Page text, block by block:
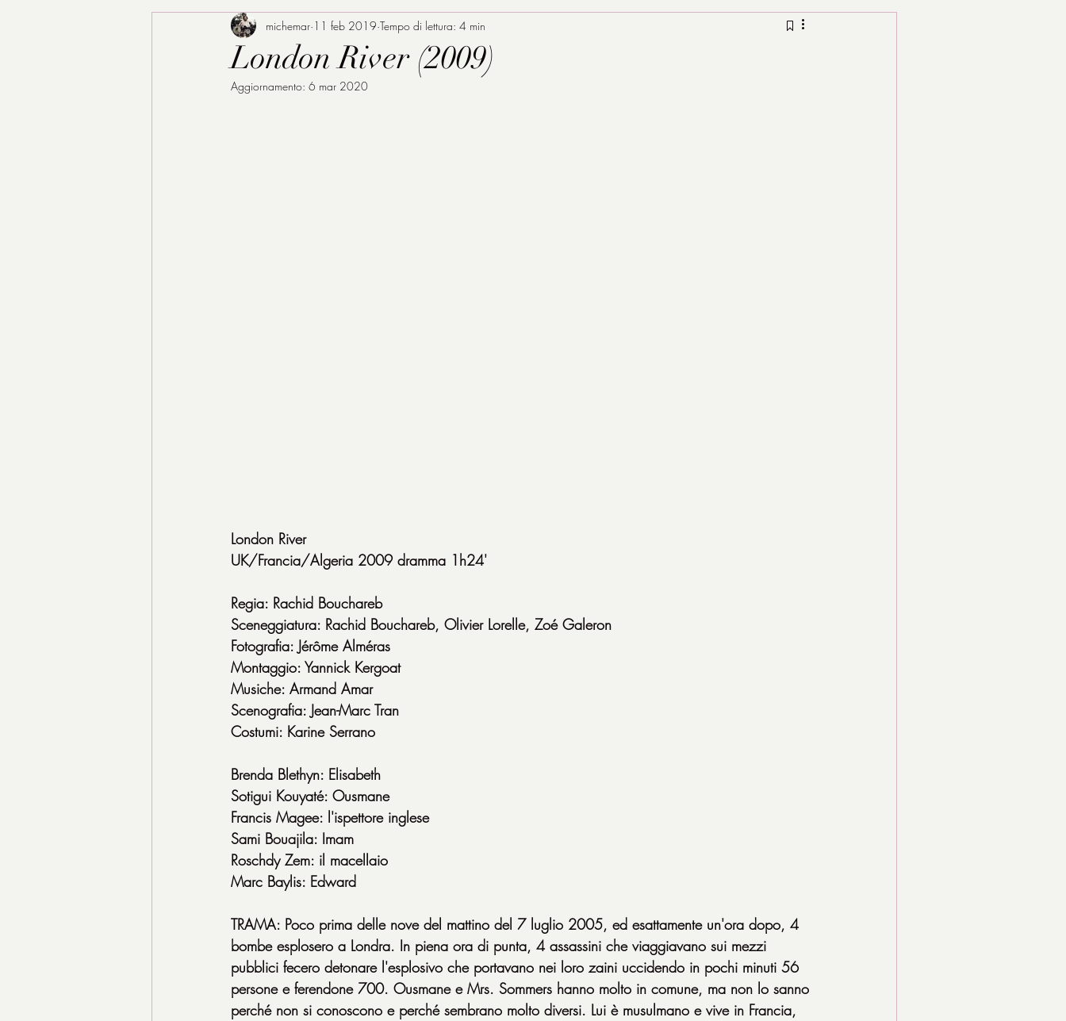
London River (2009)
michemar 11 feb 2019 Tempo di lettura: 4 min
Aggiornamento: 6 mar 2020
London River
UK/Francia/Algeria 2009 dramma 1h24'
Regia: Rachid Bouchareb
Sceneggiatura: Rachid Bouchareb, Olivier Lorelle, Zoé Galeron
Fotografia: Jérôme Alméras
Montaggio: Yannick Kergoat
Musiche: Armand Amar
Scenografia: Jean-Marc Tran
Costumi: Karine Serrano
Brenda Blethyn: Elisabeth
Sotigui Kouyaté: Ousmane
Francis Magee: l'ispettore inglese
Sami Bouajila: Imam
Roschdy Zem: il macellaio
Marc Baylis: Edward
TRAMA: Poco prima delle nove del mattino del 7 luglio 2005, ed esattamente un'ora dopo, 4
bombe esplosero a Londra. In piena ora di punta, 4 assassini che viaggiavano sui mezzi
pubblici fecero detonare l'esplosivo che portavano nei loro zaini uccidendo in pochi minuti 56
persone e ferendone 700. Ousmane e Mrs. Sommers hanno molto in comune, ma non lo sanno
perché non si conoscono e perché sembrano molto diversi. Lui è musulmano e vive in Francia,